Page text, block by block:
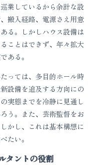
業しているから余計な設
搬入経路、電源さえ用意
る。しかしハウス設備は
ことはできず、年々拡大
ある。
っては、多目的ホール時
設備を追及する方向にの
実態までを冷静に見通し
う。また、芸術監督をお
かし、これは基本構想に
たい。
タントの役割